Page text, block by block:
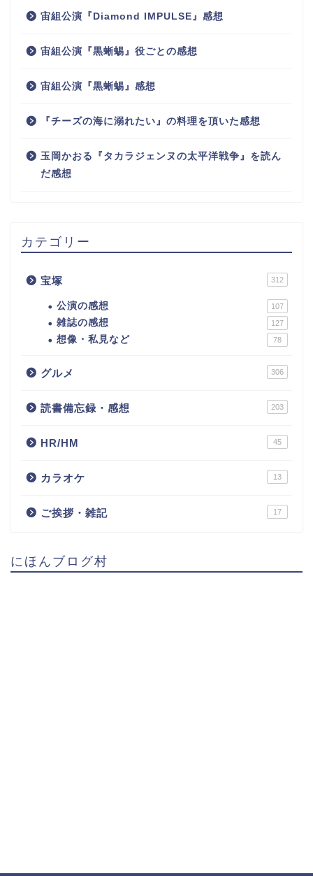
宙組公演『Diamond IMPULSE』感想
宙組公演『黒蜥蜴』役ごとの感想
宙組公演『黒蜥蜴』感想
『チーズの海に溺れたい』の料理を頂いた感想
玉岡かおる『タカラジェンヌの太平洋戦争』を読ん
だ感想
カテゴリー
宝塚 312
公演の感想 107
雑誌の感想 127
想像・私見など 78
グルメ 306
読書備忘録・感想 203
HR/HM 45
カラオケ 13
ご挨拶・雑記 17
にほんブログ村